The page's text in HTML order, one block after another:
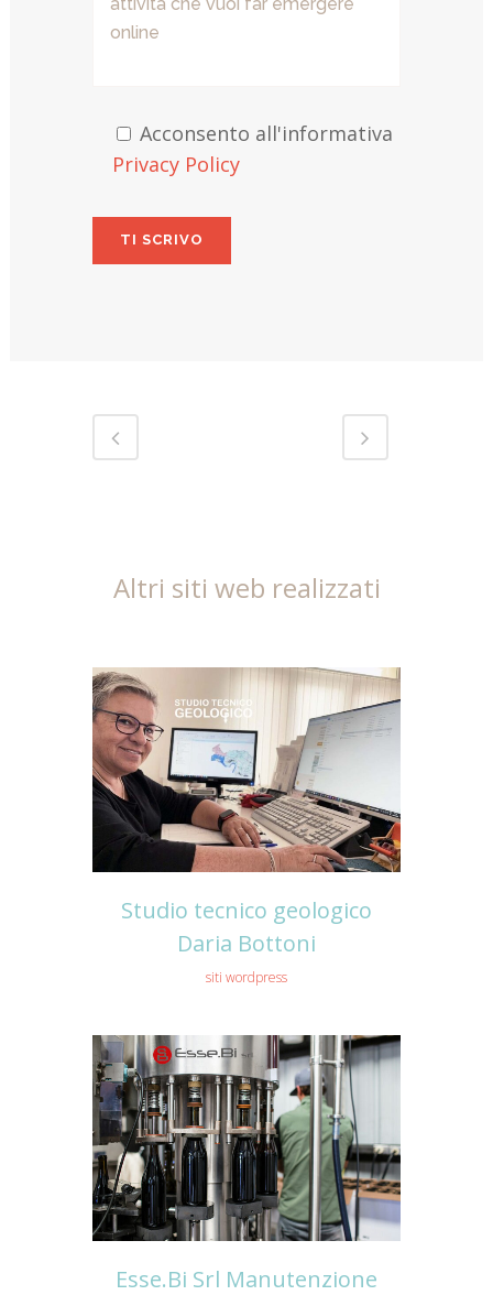
Acconsento all'informativa
Privacy Policy
Altri siti web realizzati
Studio tecnico geologico
Daria Bottoni
siti wordpress
Esse.Bi Srl Manutenzione